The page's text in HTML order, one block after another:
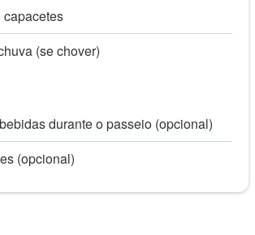
final do século XX, enquanto desfruta de
por seus monumentos e fontes,
prazer de pedalar pela natureza. Você
panorama de sua relação com
sem esforço, deslizando no
é claro.
(se chover)
durante o passeio (opcional)
(opcional)